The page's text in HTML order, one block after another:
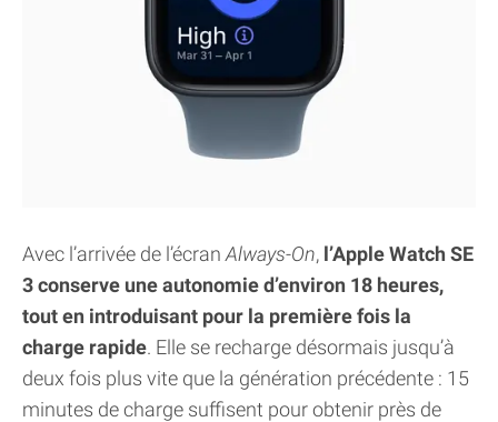
Avec l’arrivée de l’écran Always-On, l’Apple Watch SE
3 conserve une autonomie d’environ 18 heures,
tout en introduisant pour la première fois la
charge rapide. Elle se recharge désormais jusqu’à
deux fois plus vite que la génération précédente : 15
minutes de charge suffisent pour obtenir près de